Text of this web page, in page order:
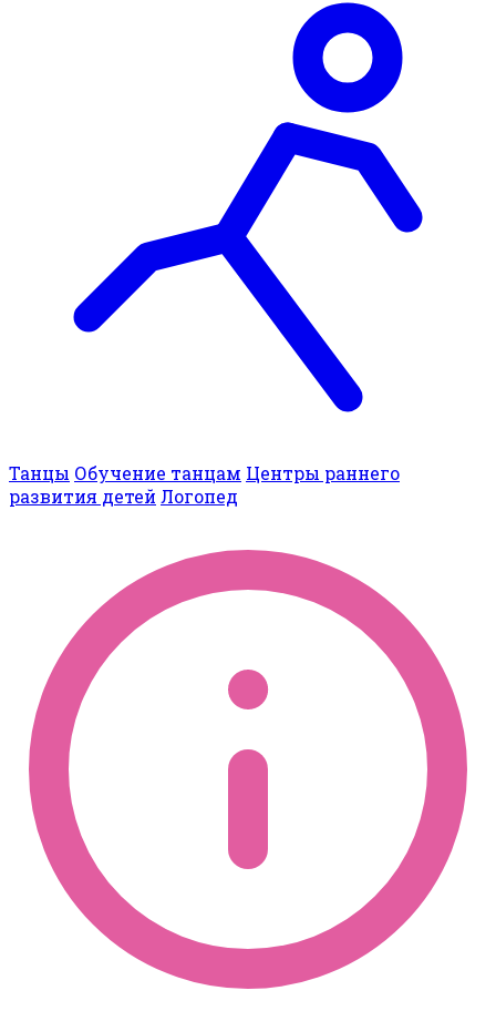
Танцы Обучение танцам Центры раннего
развития детей Логопед